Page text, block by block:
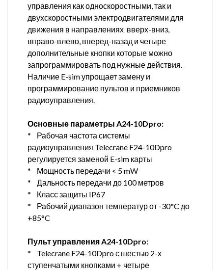
управления как односкоростными, так и
двухскоростными электродвигателями для
движения в направлениях вверх-вниз,
вправо-влево, вперед-назад и четыре
дополнительные кнопки которые можно
запрограммировать под нужные действия.
Наличие E-sim упрощает замену и
программирование пультов и приемников
радиоуправления.
Основные параметры A24-10Dpro:
* Рабочая частота системы
радиоуправления Telecrane F24-10Dpro
регулируется заменой E-sim карты
* Мощность передачи < 5 mW
* Дальность передачи до 100 метров
* Класс защиты IP67
* Рабочий диапазон температур от -30°C до
+85°C
Пульт управления A24-10Dpro:
* Telecrane F24-10Dpro с шестью 2-х
ступенчатыми кнопками + четыре